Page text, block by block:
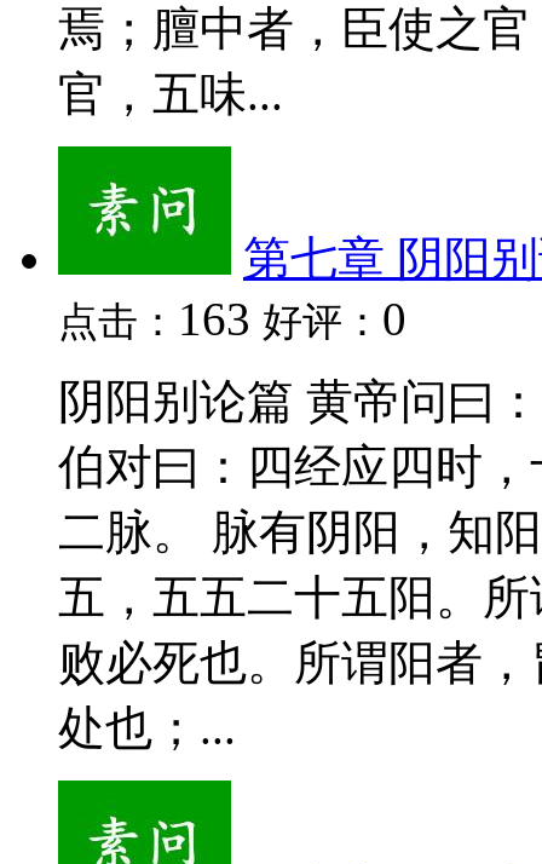
焉；膻中者，臣使之
官，五味...
第七章 阴阳
点击： 163 好评： 0
阴阳别论篇 黄帝问曰
伯对曰：四经应四时
二脉。 脉有阴阳，知
五，五五二十五阳。
败必死也。所谓阳者
处也；...